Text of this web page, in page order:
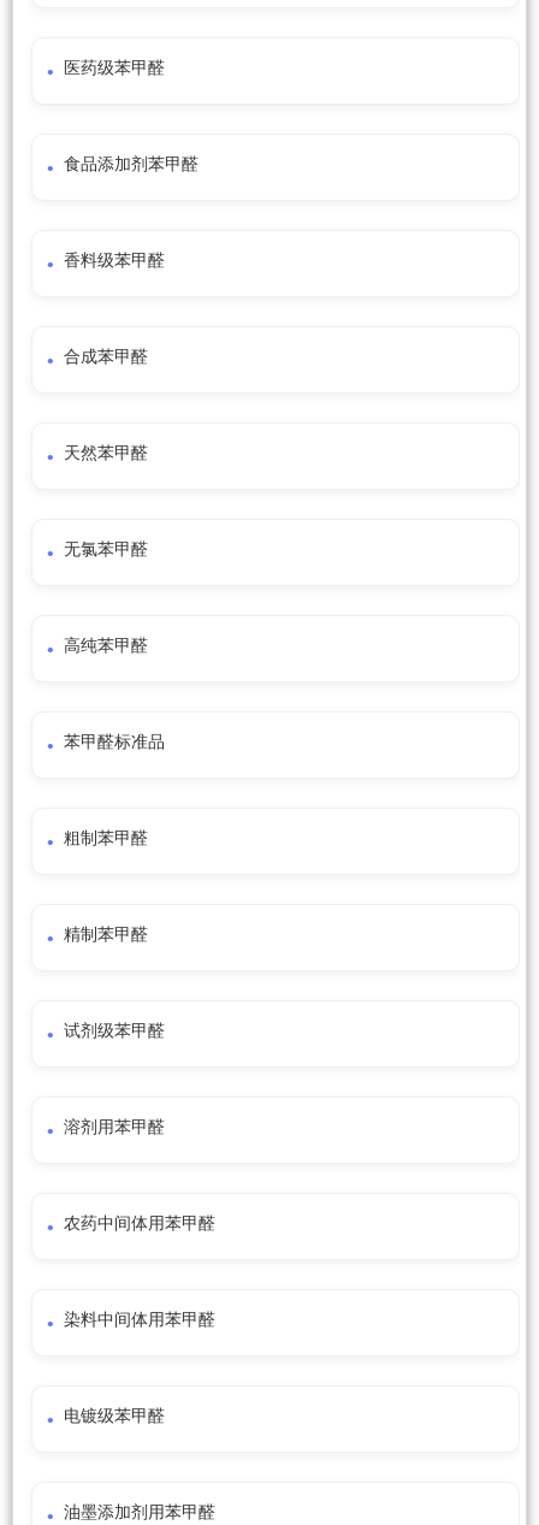
医药级苯甲醛
食品添加剂苯甲醛
香料级苯甲醛
合成苯甲醛
天然苯甲醛
无氯苯甲醛
高纯苯甲醛
苯甲醛标准品
粗制苯甲醛
精制苯甲醛
试剂级苯甲醛
溶剂用苯甲醛
农药中间体用苯甲醛
染料中间体用苯甲醛
电镀级苯甲醛
油墨添加剂用苯甲醛